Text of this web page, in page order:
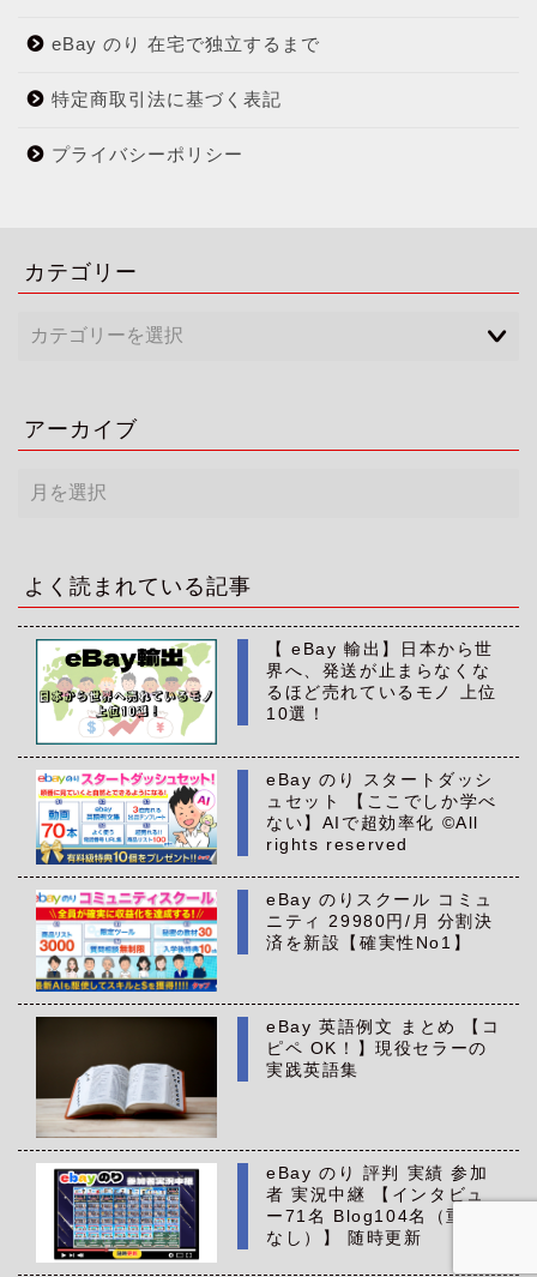
eBay のり 在宅で独立するまで
特定商取引法に基づく表記
プライバシーポリシー
カテゴリー
アーカイブ
ー
ブ
よく読まれている記事
【 eBay 輸出】日本から世
界へ、発送が止まらなくな
るほど売れているモノ 上位
10選！
eBay のり スタートダッシ
ュセット 【ここでしか学べ
ない】AIで超効率化 ©All
rights reserved
eBay のりスクール コミュ
ニティ 29980円/月 分割決
済を新設【確実性No1】
eBay 英語例文 まとめ 【コ
ピペ OK！】現役セラーの
実践英語集
eBay のり 評判 実績 参加
者 実況中継 【インタビュ
ー71名 Blog104名（重複
なし）】 随時更新